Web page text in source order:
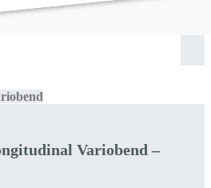
Variobend –